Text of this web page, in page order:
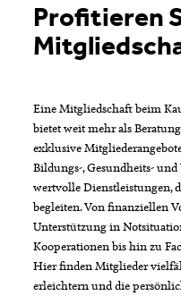
Profitieren
Eine Mitgliedschaft beim
bietet weit mehr als
exklusive
Bildungs-, Gesundheits-
wertvolle Dienstleistungen,
begleiten. Von finanziellen
Unterstützung in
Kooperationen bis hin zu
Hier finden Mitglieder
erleichtern und die